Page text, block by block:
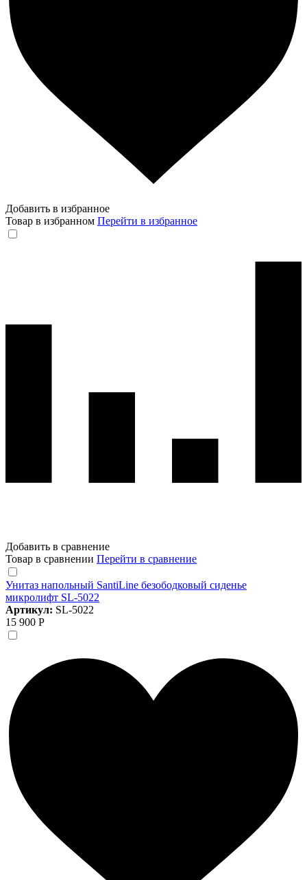
Добавить в избранное
Товар в избранном Перейти в избранное
Добавить в сравнение
Товар в сравнении Перейти в сравнение
Унитаз напольный SantiLine безободковый сиденье
микролифт SL-5022
Артикул: SL-5022
15 900 Р